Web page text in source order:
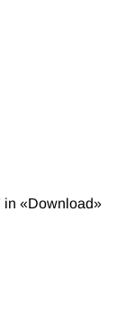
in «Download»